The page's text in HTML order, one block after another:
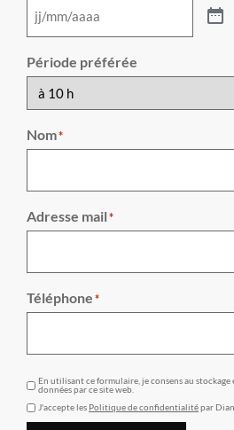
Période préférée
Nom*
Adresse mail*
Téléphone*
En utilisant ce formulaire, je consens au stockage
données par ce site web.
J'accepte les Politique de confidentialitépar